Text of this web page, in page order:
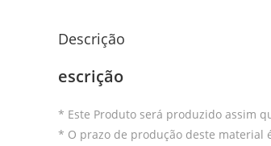
Descrição
escrição
* Este Produto será produzido assim
* O prazo de produção deste material